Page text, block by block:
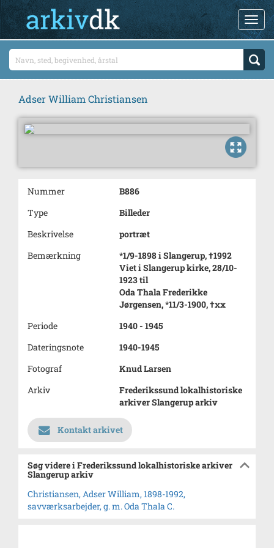
Adser William Christiansen
Nummer
B886
Type
Billeder
Beskrivelse
portræt
Bemærkning
*1/9-1898 i Slangerup, †1992
Viet i Slangerup kirke, 28/10-
1923 til
Oda Thala Frederikke
Jørgensen, *11/3-1900, †xx
Periode
1940 - 1945
Dateringsnote
1940-1945
Fotograf
Knud Larsen
Arkiv
Frederikssund lokalhistoriske
arkiver Slangerup arkiv
Kontakt arkivet
Søg videre i Frederikssund lokalhistoriske arkiver
Slangerup arkiv
Christiansen, Adser William, 1898-1992,
savværksarbejder, g. m. Oda Thala C.